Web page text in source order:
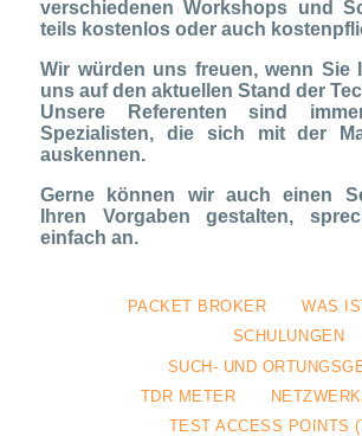
verschiedenen Workshops und
teils kostenlos oder auch
Wir würden uns freuen, wenn Sie
uns auf den aktuellen Stand der
Unsere Referenten sind
Spezialisten, die sich mit der
auskennen.
Gerne können wir auch einen
Ihren Vorgaben gestalten,
einfach an.
PACKET BROKER
WAS
SCHULUNGEN
SUCH- UND
TDR METER
TEST ACCESS POINTS